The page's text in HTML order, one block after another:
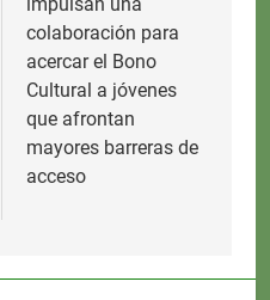
colaboración para
acercar el Bono
Cultural a jóvenes
que afrontan
mayores barreras de
acceso